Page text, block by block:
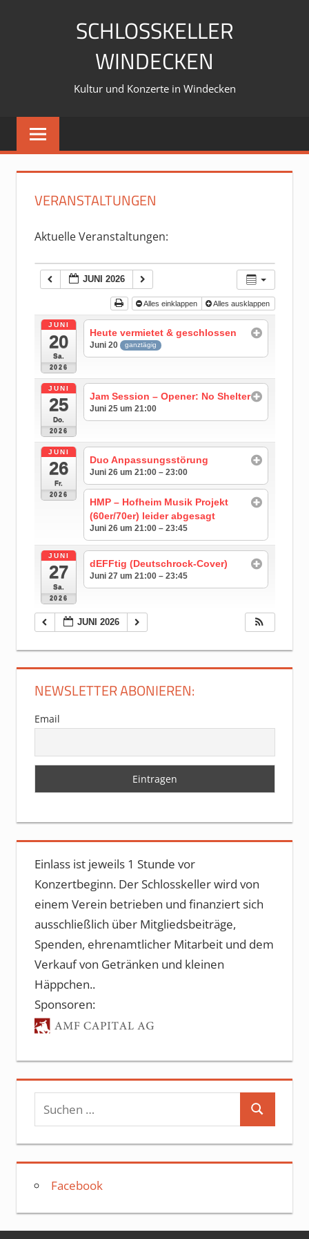
SCHLOSSKELLER
WINDECKEN
Kultur und Konzerte in Windecken
VERANSTALTUNGEN
Aktuelle Veranstaltungen:
JUNI 2026
Alles einklappen Alles ausklappen
JUNI
20
Sa.
2026
Heute vermietet & geschlossen
Juni 20 ganztägig
JUNI
25
Do.
2026
Jam Session – Opener: No Shelter
Juni 25 um 21:00
JUNI
26
Fr.
2026
Duo Anpassungsstörung
Juni 26 um 21:00 – 23:00
HMP – Hofheim Musik Projekt
(60er/70er) leider abgesagt
Juni 26 um 21:00 – 23:45
JUNI
27
Sa.
2026
dEFFtig (Deutschrock-Cover)
Juni 27 um 21:00 – 23:45
JUNI 2026
NEWSLETTER ABONIEREN:
Email
Einlass ist jeweils 1 Stunde vor
Konzertbeginn. Der Schlosskeller wird von
einem Verein betrieben und finanziert sich
ausschließlich über Mitgliedsbeiträge,
Spenden, ehrenamtlicher Mitarbeit und dem
Verkauf von Getränken und kleinen
Häppchen..
Sponsoren:
Suchen
nach:
Suchen
Facebook